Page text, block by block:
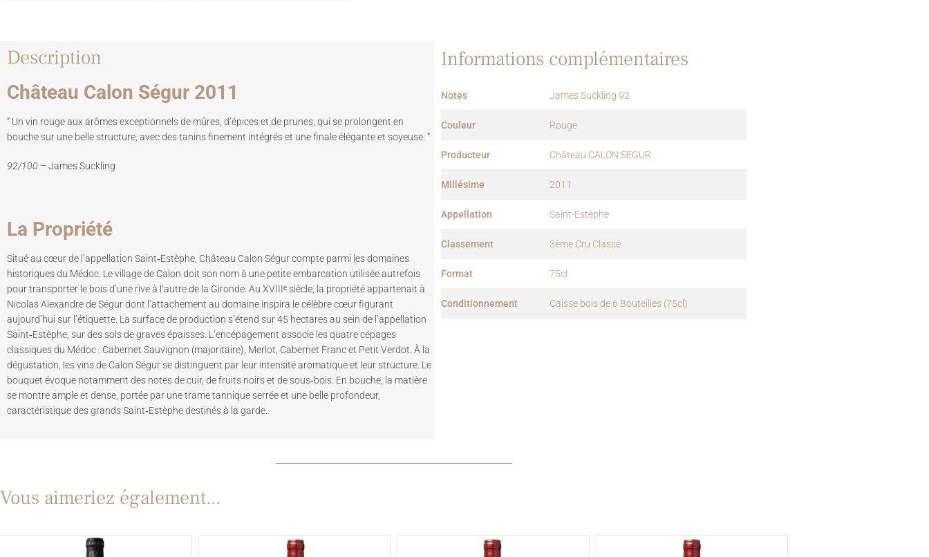
Description
Château Calon Ségur 2011
” Un vin rouge aux arômes exceptionnels de mûres, d’épices et de prunes, qui se prolongent en
bouche sur une belle structure, avec des tanins finement intégrés et une finale élégante et soyeuse. “
92/100 – James Suckling
La Propriété
Situé au cœur de l’appellation Saint‑Estèphe, Château Calon Ségur compte parmi les domaines
historiques du Médoc. Le village de Calon doit son nom à une petite embarcation utilisée autrefois
pour transporter le bois d’une rive à l’autre de la Gironde. Au XVIIIᵉ siècle, la propriété appartenait à
Nicolas Alexandre de Ségur dont l’attachement au domaine inspira le célèbre cœur figurant
aujourd’hui sur l’étiquette. La surface de production s’étend sur 45 hectares au sein de l’appellation
Saint‑Estèphe, sur des sols de graves épaisses. L’encépagement associe les quatre cépages
classiques du Médoc : Cabernet Sauvignon (majoritaire), Merlot, Cabernet Franc et Petit Verdot. À la
dégustation, les vins de Calon Ségur se distinguent par leur intensité aromatique et leur structure. Le
bouquet évoque notamment des notes de cuir, de fruits noirs et de sous‑bois. En bouche, la matière
se montre ample et dense, portée par une trame tannique serrée et une belle profondeur,
caractéristique des grands Saint‑Estèphe destinés à la garde.
Informations complémentaires
Notes James Suckling 92
Couleur Rouge
Producteur Château CALON SEGUR
Millésime 2011
Appellation Saint-Estèphe
Classement 3ème Cru Classé
Format 75cl
Conditionnement Caisse bois de 6 Bouteilles (75cl)
Vous aimeriez également...